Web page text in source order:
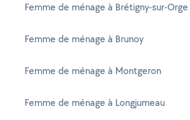
Femme de ménage à Brétigny-sur-Orge
Femme de ménage à Brunoy
Femme de ménage à Montgeron
Femme de ménage à Longjumeau